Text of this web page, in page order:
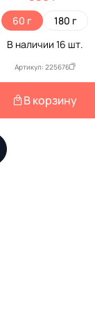
60 г
180 г
В наличии 16 шт.
Артикул: 225676
В корзину